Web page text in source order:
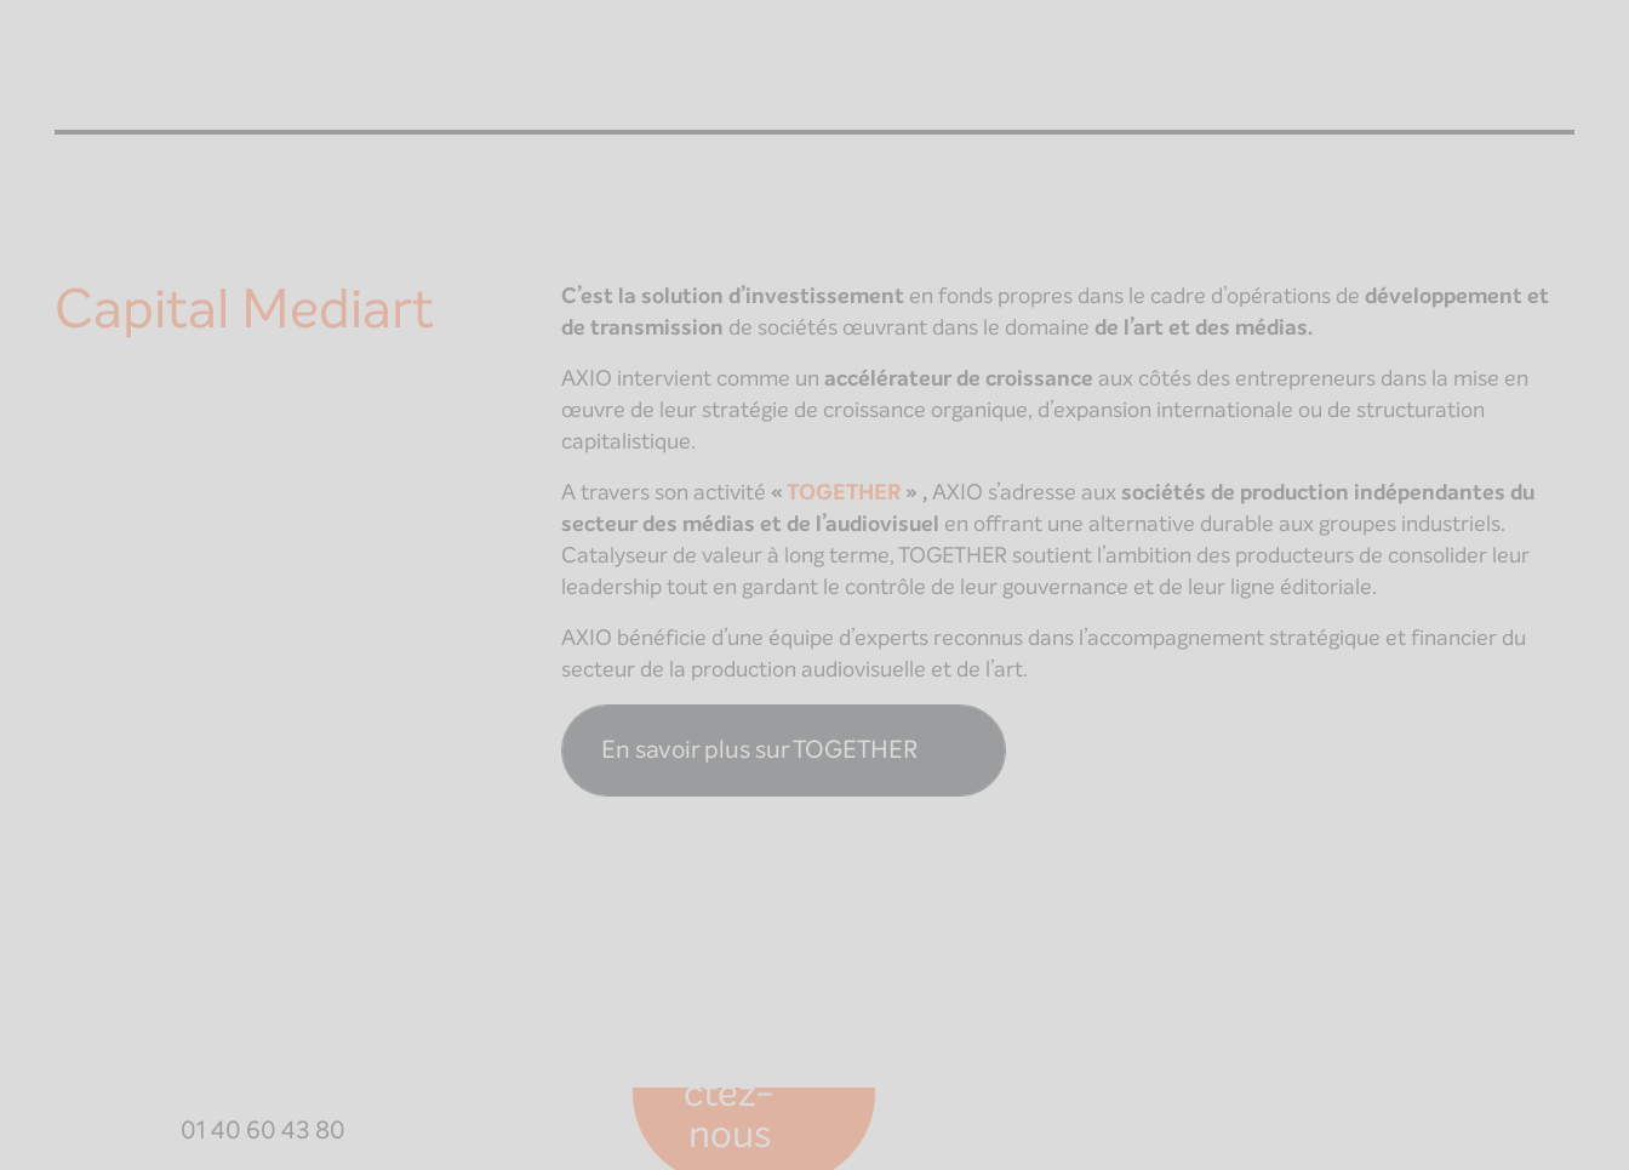
Capital Mediart C’est la solution d’investissement en fonds propres dans le cadre d’opérations de développement et
de transmission de sociétés œuvrant dans le domaine de l’art et des médias.
AXIO intervient comme un accélérateur de croissance aux côtés des entrepreneurs dans la mise en
œuvre de leur stratégie de croissance organique, d’expansion internationale ou de structuration
capitalistique.
A travers son activité «TOGETHER» ,AXIO s’adresse auxsociétés de production indépendantes du
secteur des médias et de l’audiovisuel en offrant une alternative durable aux groupes industriels.
Catalyseur de valeur à long terme, TOGETHER soutient l’ambition des producteurs de consolider leur
leadership tout en gardant le contrôle de leur gouvernance et de leur ligne éditoriale.
AXIO bénéficie d’une équipe d’experts reconnus dans l’accompagnement stratégique et financier du
secteur de la production audiovisuelle et de l’art.
En savoir plus sur TOGETHER
ctez-
nous
01 40 60 43 80